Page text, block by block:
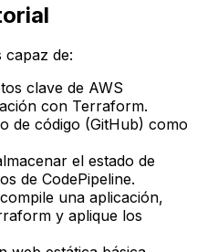
capaz de:
clave de AWS
con Terraform.
de código (GitHub) como
el estado de
de CodePipeline.
una aplicación,
y aplique los